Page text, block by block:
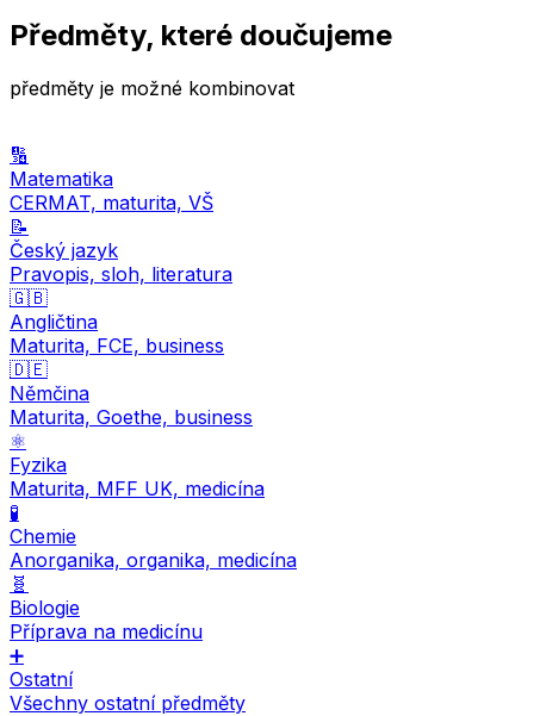
Předměty, které doučujeme
předměty je možné kombinovat
🔢
Matematika
CERMAT, maturita, VŠ
📝
Český jazyk
Pravopis, sloh, literatura
🇬🇧
Angličtina
Maturita, FCE, business
🇩🇪
Němčina
Maturita, Goethe, business
⚛️
Fyzika
Maturita, MFF UK, medicína
🧪
Chemie
Anorganika, organika, medicína
🧬
Biologie
Příprava na medicínu
➕
Ostatní
Všechny ostatní předměty